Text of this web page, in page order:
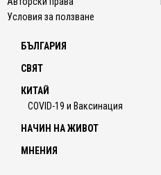
Условия за ползване
БЪЛГАРИЯ
СВЯТ
КИТАЙ
COVID-19 и Ваксинация
НАЧИН НА ЖИВОТ
МНЕНИЯ